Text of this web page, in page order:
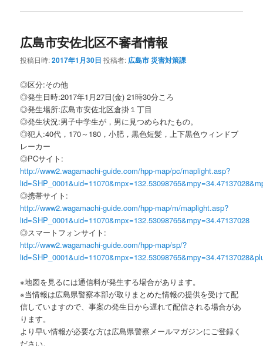
広島市安佐北区不審者情報
投稿日時:2017年1月30日 投稿者: 広島市 災害対策課
◎区分:その他
◎発生日時:2017年1月27日(金) 21時30分ころ
◎発生場所:広島市安佐北区倉掛１丁目
◎発生状況:男子中学生が，男に見つめられたもの。
◎犯人:40代，170～180，小肥，黒色短髪，上下黒色ウィンドブ
レーカー
◎PCサイト:
http://www2.wagamachi-guide.com/hpp-map/pc/maplight.asp?
◎携帯サイト:
http://www2.wagamachi-guide.com/hpp-map/m/maplight.asp?
lid=SHP_0001&uid=11070&mpx=132.53098765&mpy=34.47137028
◎スマートフォンサイト:
http://www2.wagamachi-guide.com/hpp-map/sp/?
※地図を見るには通信料が発生する場合があります。
※当情報は広島県警察本部が取りまとめた情報の提供を受けて配
信していますので、事案の発生日から遅れて配信される場合があ
ります。
より早い情報が必要な方は広島県警察メールマガジンにご登録く
ださい。